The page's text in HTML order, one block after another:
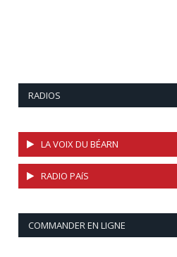
RADIOS
LA VOIX DU BÉARN
RADIO PAíS
COMMANDER EN LIGNE